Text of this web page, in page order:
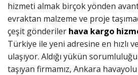
hizmeti almak birçok yönden
evraktan malzeme ve proje
çeşit gönderiler hava kargo
Türkiye ile yeni adresine en hızlı
ulaşıyor. Aldığı yükün
taşıyan firmamız, Ankara